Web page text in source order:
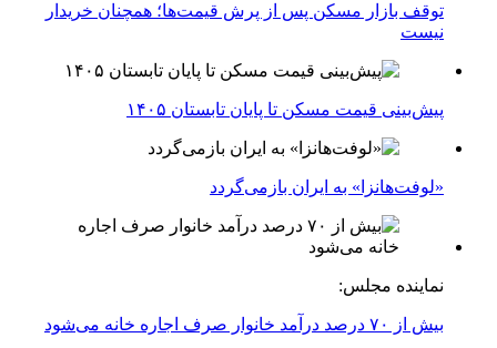
توقف بازار مسکن پس از پرش قیمت‌ها؛ همچنان خریدار
نیست
پیش‌بینی قیمت مسکن تا پایان تابستان ۱۴۰۵
«لوفت‌هانزا» به ایران بازمی‌گردد
نماینده مجلس:
بیش از ۷۰ درصد درآمد خانوار صرف اجاره خانه می‌شود